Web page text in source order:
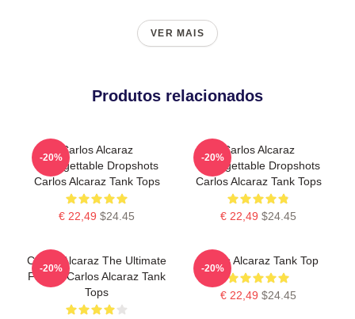
VER MAIS
Produtos relacionados
Carlos Alcaraz
Unforgettable Dropshots
Carlos Alcaraz Tank Tops
€ 22,49 $24.45
-20%
Carlos Alcaraz
Unforgettable Dropshots
Carlos Alcaraz Tank Tops
€ 22,49 $24.45
-20%
Carlos Alcaraz The Ultimate
Fighter Carlos Alcaraz Tank
Tops
-20%
Carlos Alcaraz Tank Top
€ 22,49 $24.45
-20%